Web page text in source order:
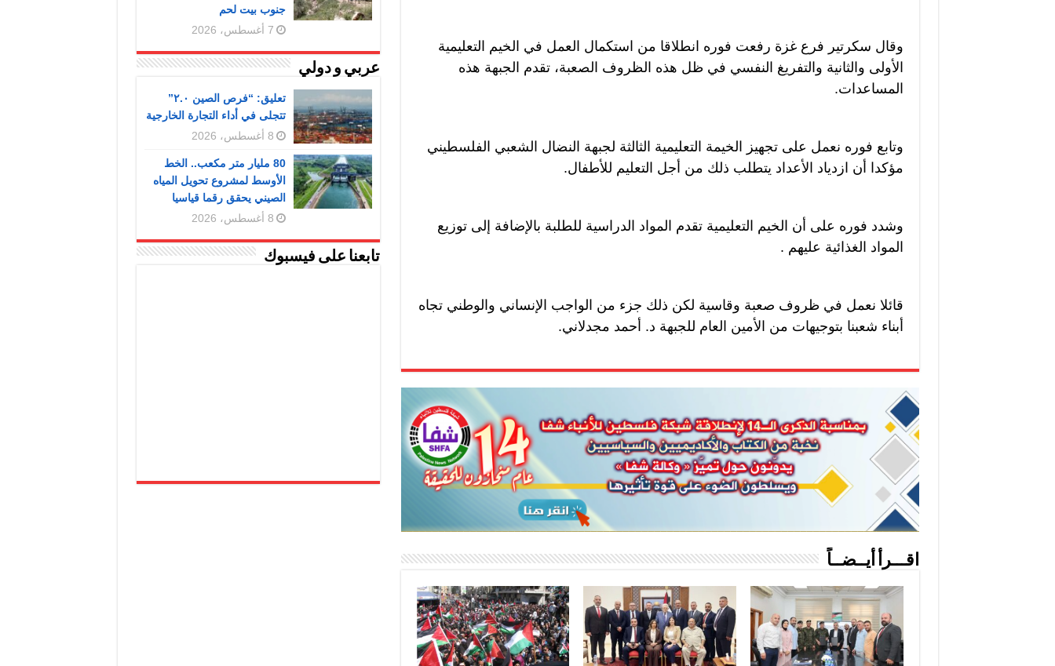
وقال سكرتير فرع غزة رفعت فوره انطلاقا من استكمال العمل في الخيم التعليمية
الأولى والثانية والتفريغ النفسي في ظل هذه الظروف الصعبة، تقدم الجبهة هذه
المساعدات.
وتابع فوره نعمل على تجهيز الخيمة التعليمية الثالثة لجبهة النضال الشعبي الفلسطيني
مؤكدا أن ازدياد الأعداد يتطلب ذلك من أجل التعليم للأطفال.
وشدد فوره على أن الخيم التعليمية تقدم المواد الدراسية للطلبة بالإضافة إلى توزيع
المواد الغذائية عليهم .
قائلا نعمل في ظروف صعبة وقاسية لكن ذلك جزء من الواجب الإنساني والوطني تجاه
أبناء شعبنا بتوجيهات من الأمين العام للجبهة د. أحمد مجدلاني.
اقـــرأ أيــضــاً
جنوب بيت لحم
7 أغسطس، 2026
عربي و دولي
تعليق: “فرص الصين ٢.٠”
تتجلى في أداء التجارة الخارجية
8 أغسطس، 2026
80 مليار متر مكعب.. الخط
الأوسط لمشروع تحويل المياه
الصيني يحقق رقما قياسيا
8 أغسطس، 2026
تابعنا على فيسبوك